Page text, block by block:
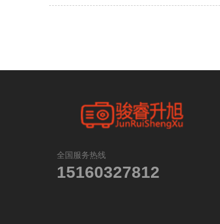
进气、燃油、润滑、冷
养会打破这种平衡，导
滤堵塞、喷油器雾化不
过预防故障，保障了生
高于缺乏保养的同龄机
节 发电机组是涉及燃油
紧固度，有效预防火灾
规范维保是履行法定责
失，设备管理者可能面
它并非被动地执行手册
内的投入，换取其在整
全国服务热线
15160327812